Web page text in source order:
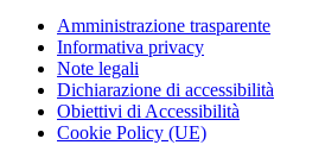
Amministrazione trasparente
Informativa privacy
Note legali
Dichiarazione di accessibilità
Obiettivi di Accessibilità
Cookie Policy (UE)